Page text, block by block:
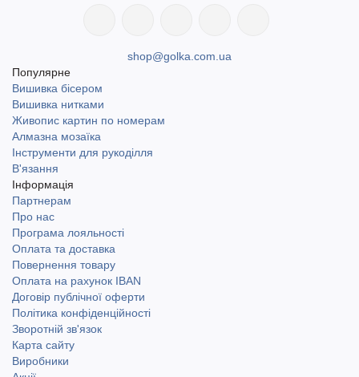
shop@golka.com.ua
Популярне
Вишивка бісером
Вишивка нитками
Живопис картин по номерам
Алмазна мозаїка
Інструменти для рукоділля
В'язання
Інформація
Партнерам
Про нас
Програма лояльності
Оплата та доставка
Повернення товару
Оплата на рахунок IBAN
Договір публічної оферти
Політика конфіденційності
Зворотній зв'язок
Карта сайту
Виробники